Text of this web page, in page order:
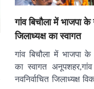
गांव बिचौला में भाजपा के
जिलाध्यक्ष का स्वागत
गांव बिचौला में भाजपा के
का स्वागत
नवनिर्वाचित जिलाध्यक्ष